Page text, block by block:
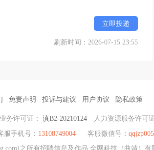
立即投递
刷新时间：2026-07-15 23:55
免责声明 投诉与建议 用户协议 隐私政策
务许可证： 滇B2-20210124 人力资源服务许可
服手机号： 13108749004 客服微信号： qqjzp005
之所有招聘信息及作品 全网科技（曲靖）